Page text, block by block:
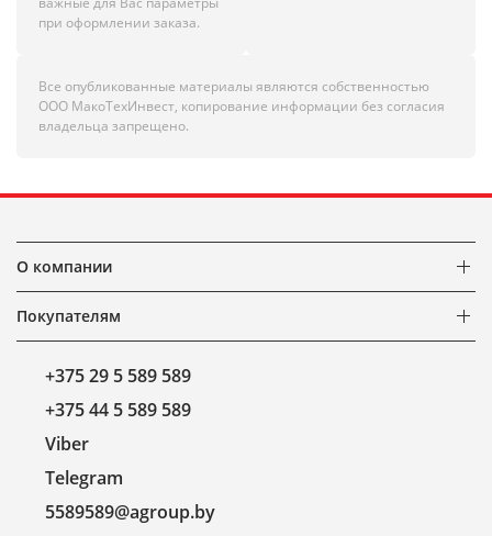
при оформлении заказа.
Все опубликованные материалы являются собственностью
ООО МакоТехИнвест, копирование информации без согласия
владельца запрещено.
О компании
Покупателям
+375 29 5 589 589
+375 44 5 589 589
Viber
Telegram
5589589@agroup.by